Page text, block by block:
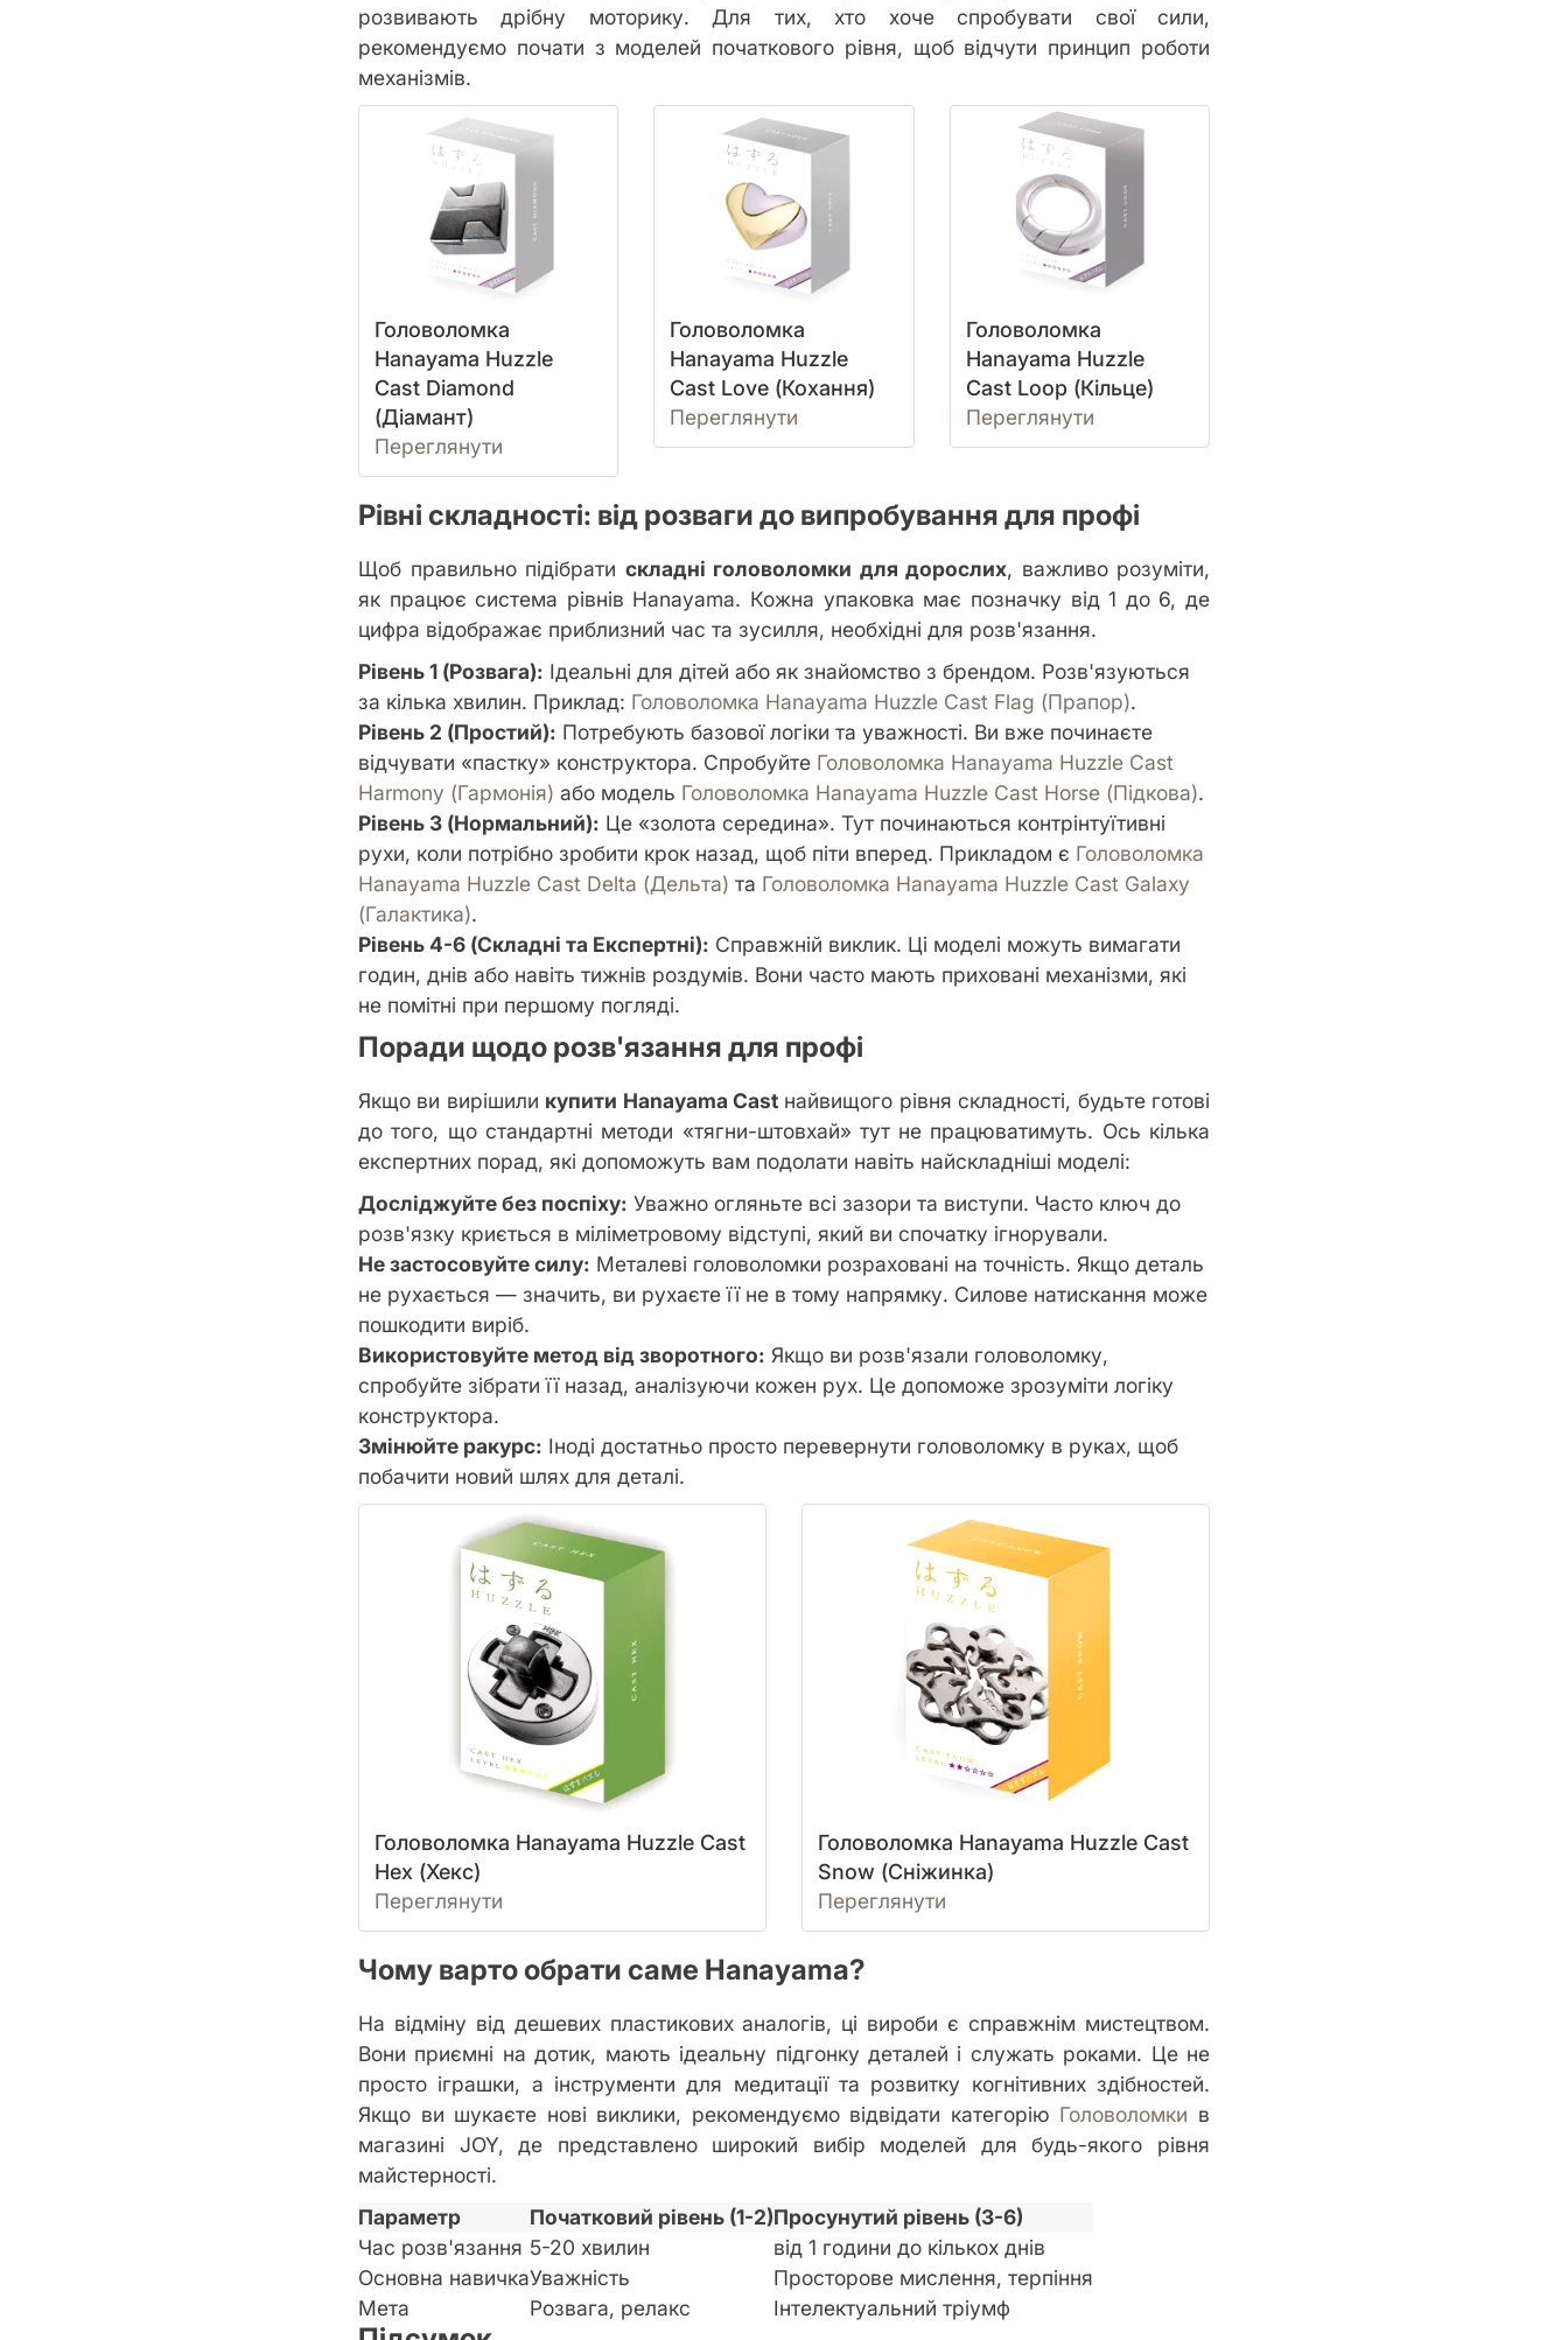
розвивають дрібну моторику. Для тих, хто хоче спробувати свої сили,
рекомендуємо почати з моделей початкового рівня, щоб відчути принцип роботи
механізмів.
Головоломка
Hanayama Huzzle
Cast Diamond
(Діамант)
Переглянути
Головоломка
Hanayama Huzzle
Cast Love (Кохання)
Переглянути
Головоломка
Hanayama Huzzle
Cast Loop (Кільце)
Переглянути
Рівні складності: від розваги до випробування для профі
Щоб правильно підібрати складні головоломки для дорослих, важливо розуміти,
як працює система рівнів Hanayama. Кожна упаковка має позначку від 1 до 6, де
цифра відображає приблизний час та зусилля, необхідні для розв'язання.
Рівень 1 (Розвага): Ідеальні для дітей або як знайомство з брендом. Розв'язуються
за кілька хвилин. Приклад: Головоломка Hanayama Huzzle Cast Flag (Прапор).
Рівень 2 (Простий): Потребують базової логіки та уважності. Ви вже починаєте
відчувати «пастку» конструктора. Спробуйте Головоломка Hanayama Huzzle Cast
Harmony (Гармонія) або модель Головоломка Hanayama Huzzle Cast Horse (Підкова).
Рівень 3 (Нормальний): Це «золота середина». Тут починаються контрінтуїтивні
рухи, коли потрібно зробити крок назад, щоб піти вперед. Прикладом є Головоломка
Hanayama Huzzle Cast Delta (Дельта) та Головоломка Hanayama Huzzle Cast Galaxy
(Галактика).
Рівень 4-6 (Складні та Експертні): Справжній виклик. Ці моделі можуть вимагати
годин, днів або навіть тижнів роздумів. Вони часто мають приховані механізми, які
не помітні при першому погляді.
Поради щодо розв'язання для профі
Якщо ви вирішили купити Hanayama Cast найвищого рівня складності, будьте готові
до того, що стандартні методи «тягни-штовхай» тут не працюватимуть. Ось кілька
експертних порад, які допоможуть вам подолати навіть найскладніші моделі:
Досліджуйте без поспіху: Уважно огляньте всі зазори та виступи. Часто ключ до
розв'язку криється в міліметровому відступі, який ви спочатку ігнорували.
Не застосовуйте силу: Металеві головоломки розраховані на точність. Якщо деталь
не рухається — значить, ви рухаєте її не в тому напрямку. Силове натискання може
пошкодити виріб.
Використовуйте метод від зворотного: Якщо ви розв'язали головоломку,
спробуйте зібрати її назад, аналізуючи кожен рух. Це допоможе зрозуміти логіку
конструктора.
Змінюйте ракурс: Іноді достатньо просто перевернути головоломку в руках, щоб
побачити новий шлях для деталі.
Головоломка Hanayama Huzzle Cast
Hex (Хекс)
Переглянути
Головоломка Hanayama Huzzle Cast
Snow (Сніжинка)
Переглянути
Чому варто обрати саме Hanayama?
На відміну від дешевих пластикових аналогів, ці вироби є справжнім мистецтвом.
Вони приємні на дотик, мають ідеальну підгонку деталей і служать роками. Це не
просто іграшки, а інструменти для медитації та розвитку когнітивних здібностей.
Якщо ви шукаєте нові виклики, рекомендуємо відвідати категорію Головоломки в
магазині JOY, де представлено широкий вибір моделей для будь-якого рівня
майстерності.
Параметр
Початковий рівень (1-2)Просунутий рівень (3-6)
Час розв'язання 5-20 хвилин
від 1 години до кількох днів
Основна навичкаУважність
Просторове мислення, терпіння
Мета
Розвага, релакс Інтелектуальний тріумф